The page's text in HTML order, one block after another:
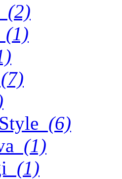
(2)
(1)
(7)
(6)
(1)
(1)